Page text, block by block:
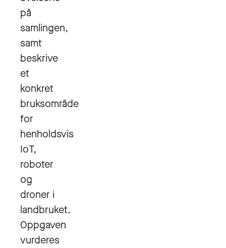
på
samlingen,
samt
beskrive
et
konkret
bruksområde
for
henholdsvis
IoT,
roboter
og
droner i
landbruket.
Oppgaven
vurderes